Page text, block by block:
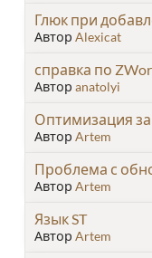
Глюк при
Автор Alexicat
справка по
Автор anatolyi
Оптимизация
Автор Artem
Проблема с
Автор Artem
Язык ST
Автор Artem